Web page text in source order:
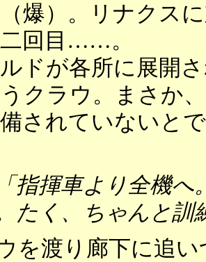
爆）。リナクス
回目……。
ドが各所に展開
クラウ。まさか
されていないと
指揮車より全機
たく、ちゃんと訓
を渡り廊下に追い